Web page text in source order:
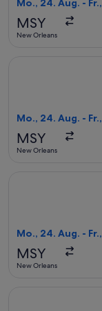
Mo., 24. Aug. -
MSY
New Orleans
Mo., 24. Aug. -
MSY
New Orleans
Mo., 24. Aug. -
MSY
New Orleans